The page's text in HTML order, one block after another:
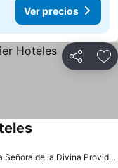
Ver precios
Compartir
a 1.9 km de: Nuestra Señora de la Divina Providencia